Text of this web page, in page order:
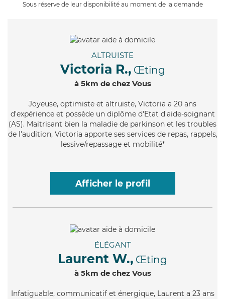
Sous réserve de leur disponibilité au moment de la demande
ALTRUISTE
Victoria R., Œting
à 5km de chez Vous
Joyeuse, optimiste et altruiste, Victoria a 20 ans
d'expérience et possède un diplôme d'Etat d'aide-soignant
(AS). Maitrisant bien la maladie de parkinson et les troubles
de l'audition, Victoria apporte ses services de repas, rappels,
lessive/repassage et mobilité*
Afficher le profil
ÉLÉGANT
Laurent W., Œting
à 5km de chez Vous
Infatiguable, communicatif et énergique, Laurent a 23 ans